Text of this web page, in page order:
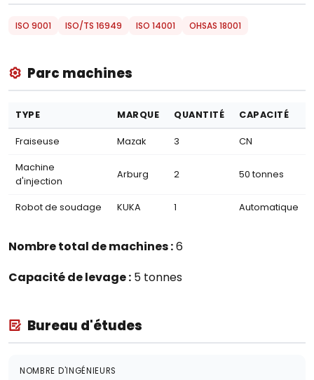
ISO 9001 ISO/TS 16949 ISO 14001 OHSAS 18001
Parc machines
TYPE MARQUE QUANTITÉ CAPACITÉ
Fraiseuse Mazak 3 CN
Machine
d'injection
Arburg 2 50 tonnes
Robot de soudage KUKA 1 Automatique
Nombre total de machines :6
Capacité de levage : 5 tonnes
Bureau d'études
NOMBRE D'INGÉNIEURS